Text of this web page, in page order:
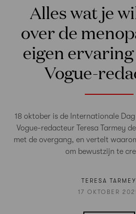
Alles wat je
over de
eigen ervaring
Vogue-
18 oktober is de Internationale
Vogue-redacteur Teresa Tarmey
met de overgang, en vertelt
om bewustzijn te
TERESA TARMEY
17 OKTOBER